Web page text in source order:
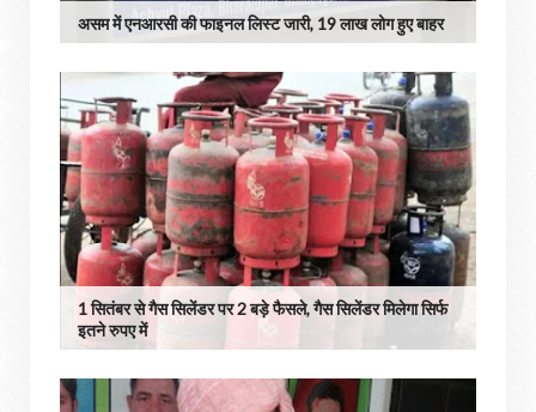
असम में एनआरसी की फाइनल ल‍िस्‍ट जारी, 19 लाख लोग हुए बाहर
1 सितंबर से गैस सिलेंडर पर 2 बड़े फैसले, गैस सिलेंडर मिलेगा सिर्फ
इतने रुपए में